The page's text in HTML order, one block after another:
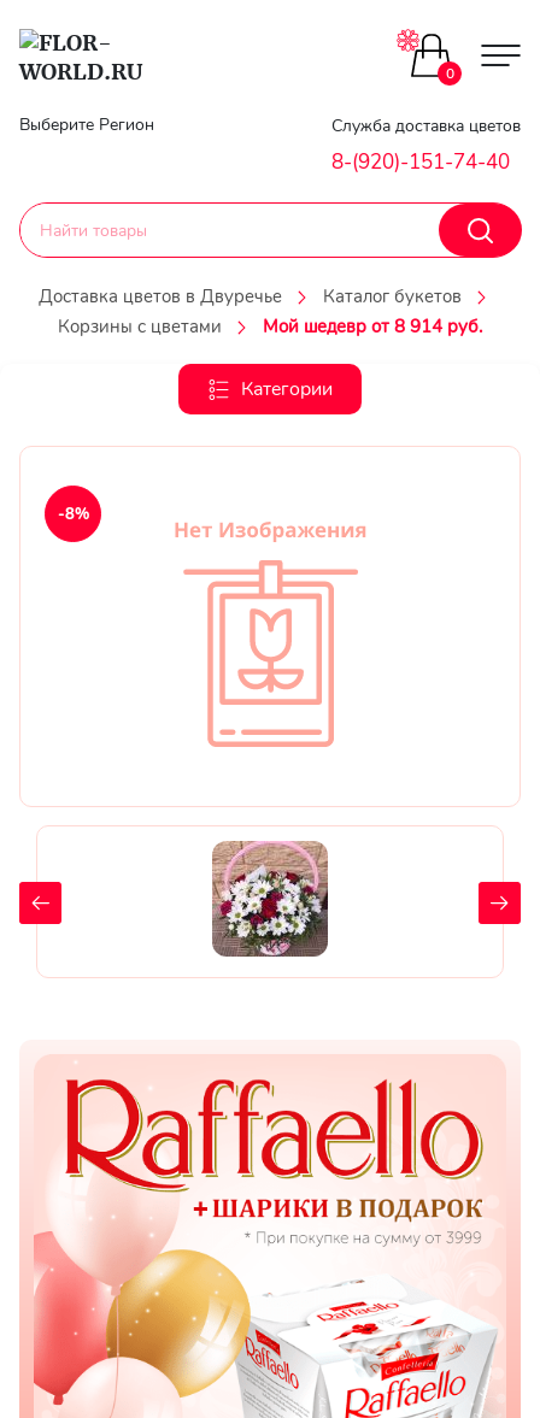
Главная
Гарантии
Доставка
Оплата
Выберите Регион Служба доставка цветов
8-(920)-151-74-40
0
Доставка цветов в Двуречье
Каталог букетов
Корзины с цветами
Мой шедевр от 8 914 руб.
Категории
Цветы поштучно
Букеты до 2500
Каталог букетов
Корзины с цветами
Авторские букеты
Букеты из роз
Цветы любимой
Цветы дочери
Цветы сестре
Показать еще
Цветы
Подсолнухи
Лизиантусы
Хризантемы
-8%